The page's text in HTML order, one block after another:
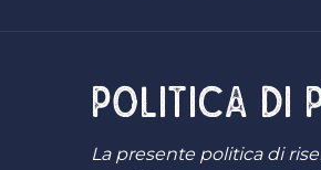
POLITICA DI
La presente politica di